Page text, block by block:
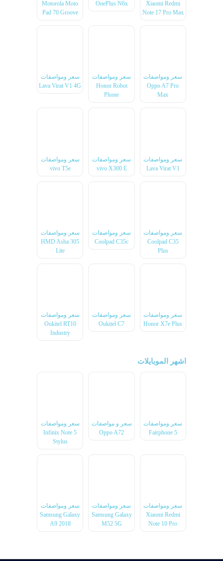
Xiaomi Redmi
Note 17 Pro Max
OnePlus N6x
Motorola Moto
Pad 70 Groove
سعر ومواصفات
Oppo A7 Pro
Max
سعر ومواصفات
Honor Robot
Phone
سعر ومواصفات
Lava Virat V1 4G
سعر ومواصفات
Lava Virat V1
سعر ومواصفات
vivo X300 E
سعر ومواصفات
vivo T5e
سعر ومواصفات
Coolpad C35
Plus
سعر ومواصفات
Coolpad C35c
سعر ومواصفات
HMD Asha 305
Lite
سعر ومواصفات
Honor X7e Plus
سعر ومواصفات
Oukitel C7
سعر ومواصفات
Oukitel RT10
Industry
اشهر الموبايلات
سعر ومواصفات
Fairphone 5
سعر و مواصفات
Oppo A72
سعر ومواصفات
Infinix Note 5
Stylus
سعر ومواصفات
Xiaomi Redmi
Note 10 Pro
سعر ومواصفات
Samsung Galaxy
M52 5G
سعر ومواصفات
Samsung Galaxy
A9 2018